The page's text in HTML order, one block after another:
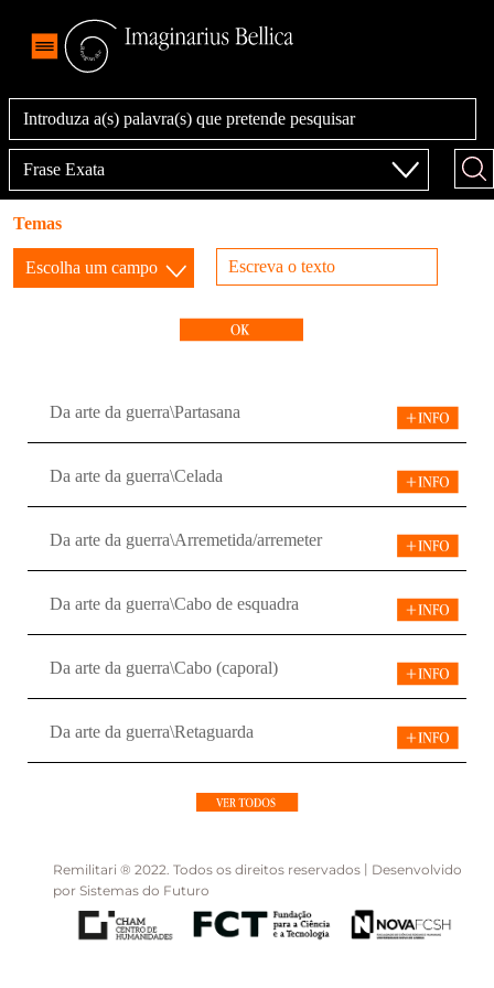
Remilitari ® 2022. Todos os direitos reservados | Desenvolvido
por Sistemas do Futuro